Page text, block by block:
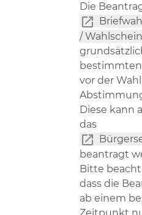
Die
Briefwahl
/ Wahlschein
vor der
Diese kann
das
beantragt
Bitte
dass die
ab einem
Zeitpunkt